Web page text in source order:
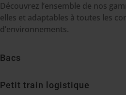
Découvrez l’ensemble de nos
elles et adaptables à toutes les
d’environnements.
Bacs
Petit train logistique